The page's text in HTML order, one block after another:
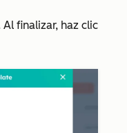
Al finalizar, haz clic